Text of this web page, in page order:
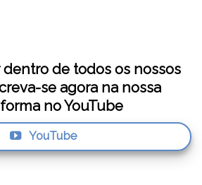
de todos os nossos
se agora na nossa
no YouTube
YouTube